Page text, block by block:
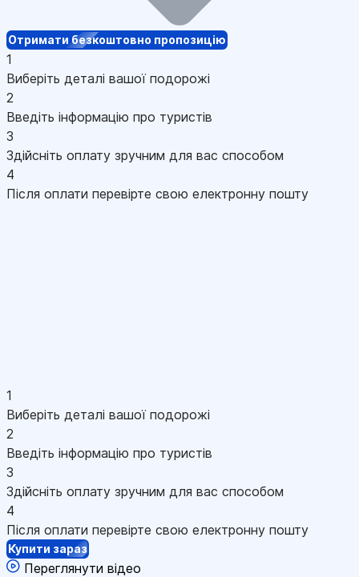
Отримати безкоштовно пропозицію
1
Виберіть деталі вашої подорожі
2
Введіть інформацію про туристів
3
Здійсніть оплату зручним для вас способом
4
Після оплати перевірте свою електронну пошту
1
Виберіть деталі вашої подорожі
2
Введіть інформацію про туристів
3
Здійсніть оплату зручним для вас способом
4
Після оплати перевірте свою електронну пошту
Купити зараз
Переглянути відео